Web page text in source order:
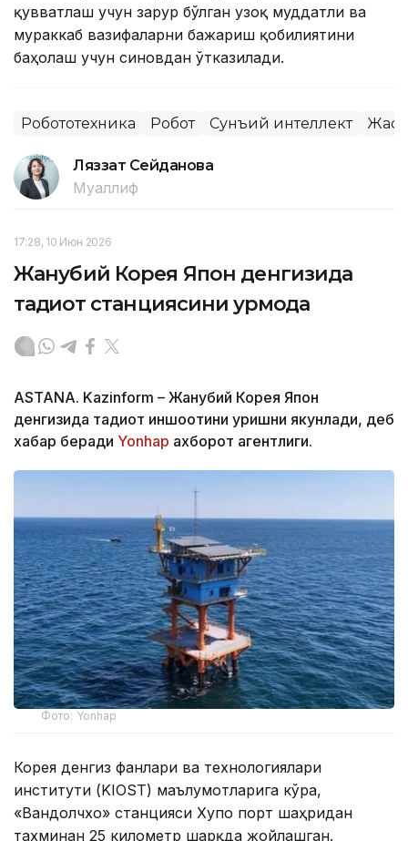
қувватлаш учун зарур бўлган узоқ муддатли ва
мураккаб вазифаларни бажариш қобилиятини
баҳолаш учун синовдан ўтказилади.
Робототехника Робот Сунъий интеллект
Ляззат Сейданова
Муаллиф
17:28, 10 Июн 2026
Жанубий Корея Япон денгизида
тадқиқот станциясини қурмоқда
ASTANA. Kazinform – Жанубий Корея Япон
денгизида тадқиқот иншоотини қуришни якунлади, деб
хабар беради Yonhap ахборот агентлиги.
Фото: Yonhap
Корея денгиз фанлари ва технологиялари
институти (KIOST) маълумотларига кўра,
«Вандолчхо» станцияси Хупо порт шаҳридан
тахминан 25 километр шарқда жойлашган.